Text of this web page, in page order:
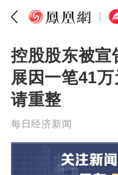
控股股东被
展因一笔41
请重整
每日经济新闻